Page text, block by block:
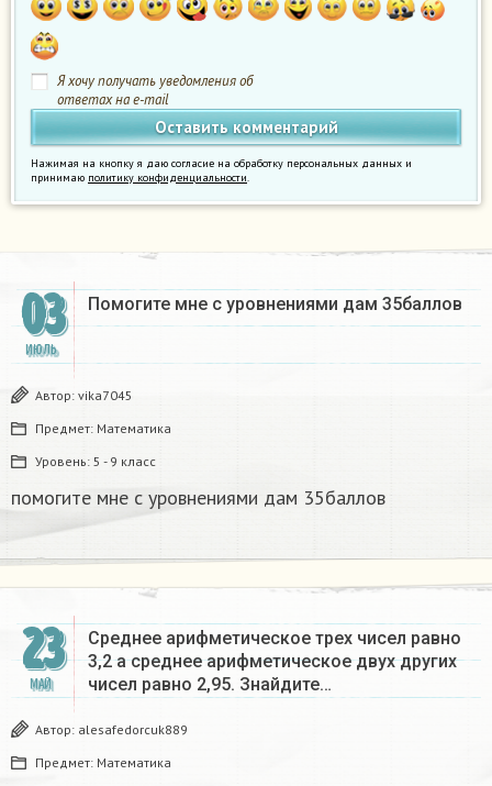
Я хочу получать уведомления об
ответах на e-mail
Нажимая на кнопку я даю согласие на обработку персональных данных и
принимаю политику конфиденциальности.
03
ИЮЛЬ
Помогите мне с уровнениями дам 35баллов
Автор: vika7045
Предмет: Математика
Уровень: 5 - 9 класс
помогите мне с уровнениями дам 35баллов
23
МАЙ
Среднее арифметическое трех чисел равно
3,2 а среднее арифметическое двух других
чисел равно 2,95. Знайдите…
Автор: alesafedorcuk889
Предмет: Математика